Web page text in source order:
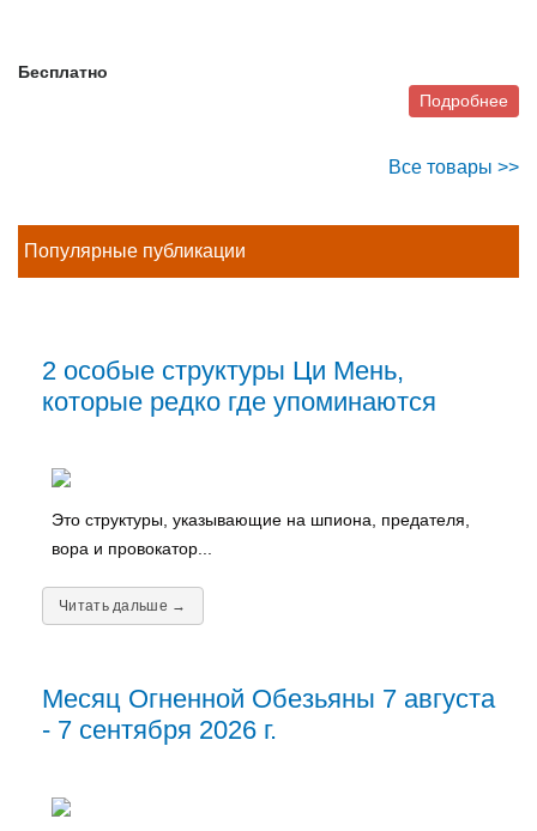
Бесплатно
Подробнее
Все товары >>
Популярные публикации
2 особые структуры Ци Мень,
которые редко где упоминаются
Это структуры, указывающие на шпиона, предателя,
вора и провокатор...
Читать дальше →
Месяц Огненной Обезьяны 7 августа
- 7 сентября 2026 г.